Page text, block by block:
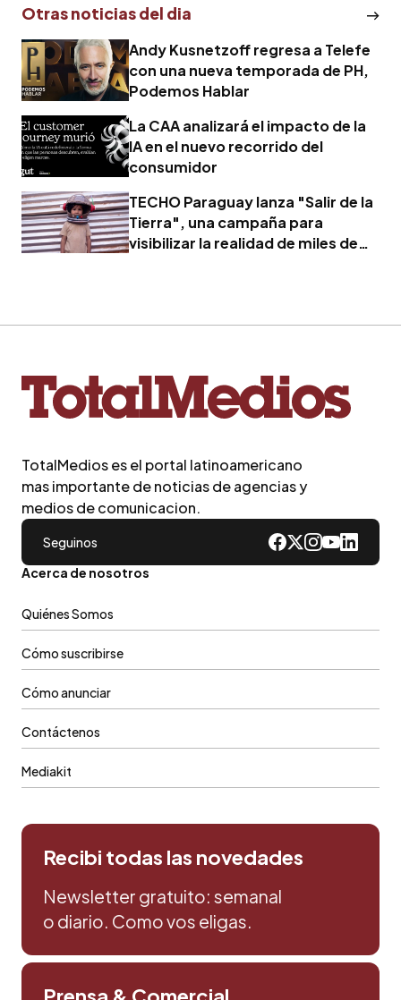
Otras noticias del dia
Andy Kusnetzoff regresa a Telefe
con una nueva temporada de PH,
Podemos Hablar
La CAA analizará el impacto de la
IA en el nuevo recorrido del
consumidor
TECHO Paraguay lanza "Salir de la
Tierra", una campaña para
visibilizar la realidad de miles de
TotalMedios es el portal latinoamericano
mas importante de noticias de agencias y
medios de comunicacion.
Seguinos
Acerca de nosotros
Quiénes Somos
Cómo suscribirse
Cómo anunciar
Contáctenos
Mediakit
Recibi todas las novedades
Newsletter gratuito: semanal
o diario. Como vos eligas.